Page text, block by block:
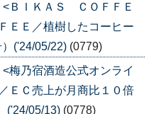
ＢＩＫＡＳ ＣＯＦＦＥ
Ｅ／植樹したコーヒー
('24/05/22) (0779)
梅乃宿酒造公式オンライ
ＥＣ売上が月商比１０倍
('24/05/13) (0778)